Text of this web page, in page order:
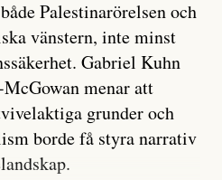
Palestinarörelsen och
vänstern, inte minst
Gabriel Kuhn
menar att
grunder och
borde få styra narrativ